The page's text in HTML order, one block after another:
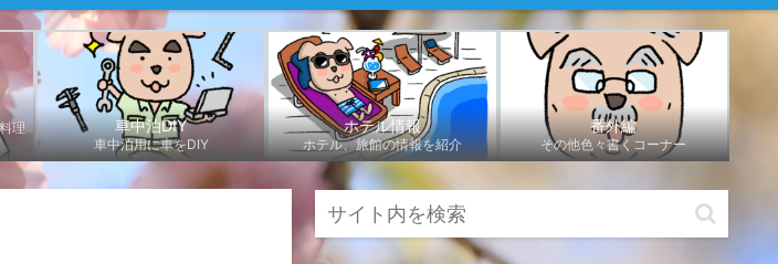
理
車中泊DIY
車中泊用に車をDIY
ホテル情報
ホテル、旅館の情報を紹介
番外編
その他色々書くコーナー